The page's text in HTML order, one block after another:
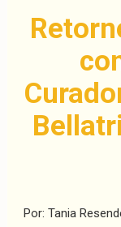
Por: Tania